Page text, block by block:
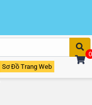
Sơ Đồ Trang Web
0
/Máy chép hình